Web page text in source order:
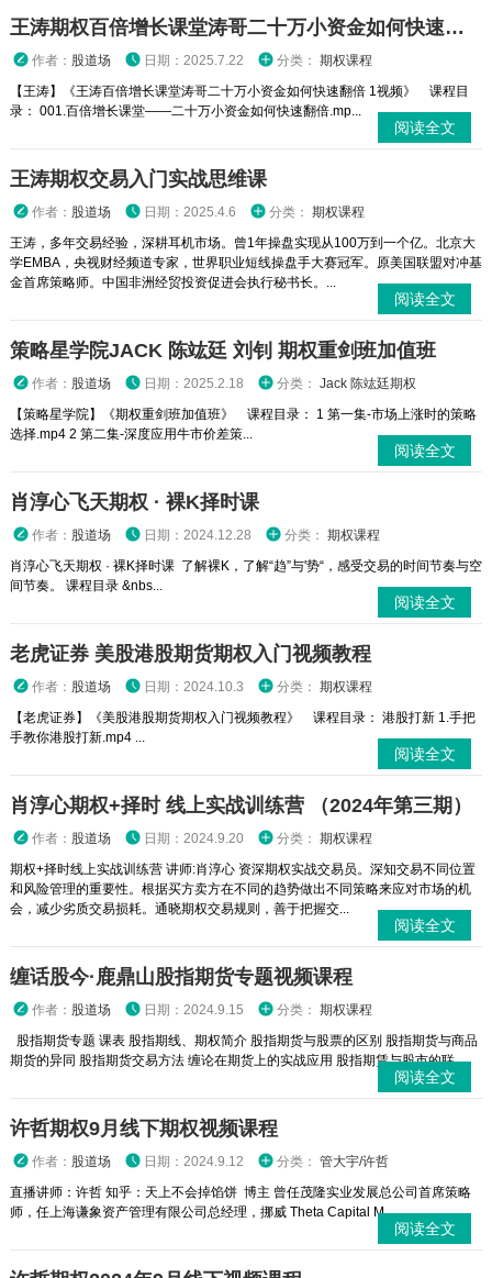
王涛期权百倍增长课堂涛哥二十万小资金如何快速翻倍 1视频
作者： 股道场 日期：2025.7.22 分类： 期权课程
【王涛】《王涛百倍增长课堂涛哥二十万小资金如何快速翻倍 1视频》 课程目
录： 001.百倍增长课堂——二十万小资金如何快速翻倍.mp...
阅读全文
王涛期权交易入门实战思维课
作者： 股道场 日期：2025.4.6 分类： 期权课程
王涛，多年交易经验，深耕耳机市场。曾1年操盘实现从100万到一个亿。北京大
学EMBA，央视财经频道专家，世界职业短线操盘手大赛冠军。原美国联盟对冲基
金首席策略师。中国非洲经贸投资促进会执行秘书长。...
阅读全文
策略星学院JACK 陈竑廷 刘钊 期权重剑班加值班
作者： 股道场 日期：2025.2.18 分类： Jack 陈竑廷期权
【策略星学院】《期权重剑班加值班》 课程目录： 1 第一集-市场上涨时的策略
选择.mp4 2 第二集-深度应用牛市价差策...
阅读全文
肖淳心飞天期权 · 裸K择时课
作者： 股道场 日期：2024.12.28 分类： 期权课程
肖淳心飞天期权 · 裸K择时课 了解裸K，了解“趋”与'势“，感受交易的时间节奏与空
间节奏。 课程目录 &nbs...
阅读全文
老虎证券 美股港股期货期权入门视频教程
作者： 股道场 日期：2024.10.3 分类： 期权课程
【老虎证券】《美股港股期货期权入门视频教程》 课程目录： 港股打新 1.手把
手教你港股打新.mp4 ...
阅读全文
肖淳心期权+择时 线上实战训练营 （2024年第三期）
作者： 股道场 日期：2024.9.20 分类： 期权课程
期权+择时线上实战训练营 讲师:肖淳心 资深期权实战交易员。深知交易不同位置
和风险管理的重要性。根据买方卖方在不同的趋势做出不同策略来应对市场的机
会，减少劣质交易损耗。通晓期权交易规则，善于把握交...
阅读全文
缠话股今·鹿鼎山股指期货专题视频课程
作者： 股道场 日期：2024.9.15 分类： 期权课程
股指期货专题 课表 股指期线、期权简介 股指期货与股票的区别 股指期货与商品
期货的异同 股指期货交易方法 缠论在期货上的实战应用 股指期赁与股市的联...
阅读全文
许哲期权9月线下期权视频课程
作者： 股道场 日期：2024.9.12 分类： 管大宇/许哲
直播讲师：许哲 知乎：天上不会掉馅饼 博主 曾任茂隆实业发展总公司首席策略
师，任上海谦象资产管理有限公司总经理，挪威 Theta Capital M...
阅读全文